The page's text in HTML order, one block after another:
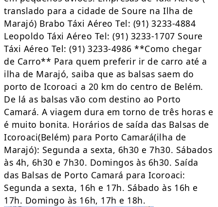
translado para a cidade de Soure na Ilha de
Marajó) Brabo Táxi Aéreo Tel: (91) 3233-4884
Leopoldo Táxi Aéreo Tel: (91) 3233-1707 Soure
Táxi Aéreo Tel: (91) 3233-4986 **Como chegar
de Carro** Para quem preferir ir de carro até a
ilha de Marajó, saiba que as balsas saem do
porto de Icoroaci a 20 km do centro de Belém.
De lá as balsas vão com destino ao Porto
Camará. A viagem dura em torno de três horas e
é muito bonita. Horários de saída das Balsas de
Icoroaci(Belém) para Porto Camará(ilha de
Marajó): Segunda a sexta, 6h30 e 7h30. Sábados
às 4h, 6h30 e 7h30. Domingos às 6h30. Saída
das Balsas de Porto Camará para Icoroaci:
Segunda a sexta, 16h e 17h. Sábado às 16h e
17h. Domingo às 16h, 17h e 18h.